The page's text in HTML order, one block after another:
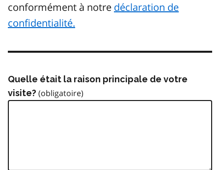
conformément à notre déclaration de
confidentialité.
Quelle était la raison principale de votre
visite?